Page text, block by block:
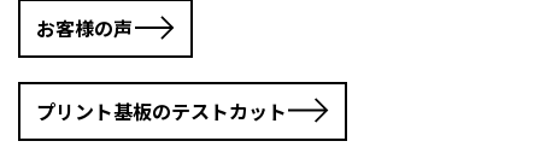
お客様の声
プリント基板のテストカット